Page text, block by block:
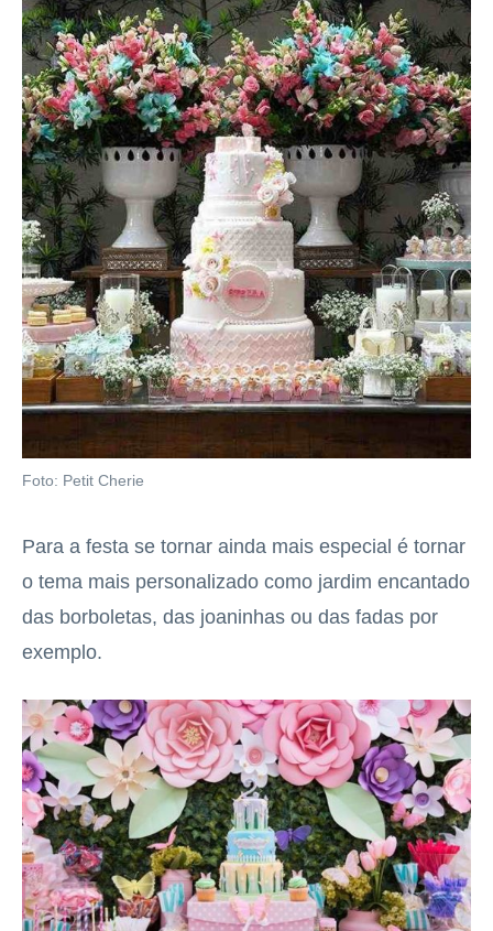
Foto: Petit Cherie
Para a festa se tornar ainda mais especial é tornar
o tema mais personalizado como jardim encantado
das borboletas, das joaninhas ou das fadas por
exemplo.